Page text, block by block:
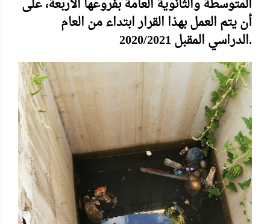
المتوسطة والثانوية العامة بفروعها الأربعة، على
أن يتم العمل بهذا القرار ابتداء من العام
الدراسي المقبل 2020/2021.